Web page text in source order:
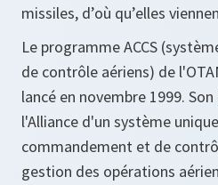
missiles, d’où qu’elles
Le programme ACCS
de contrôle aériens) de
lancé en novembre 1999.
l'Alliance d'un système
commandement et de
gestion des opérations